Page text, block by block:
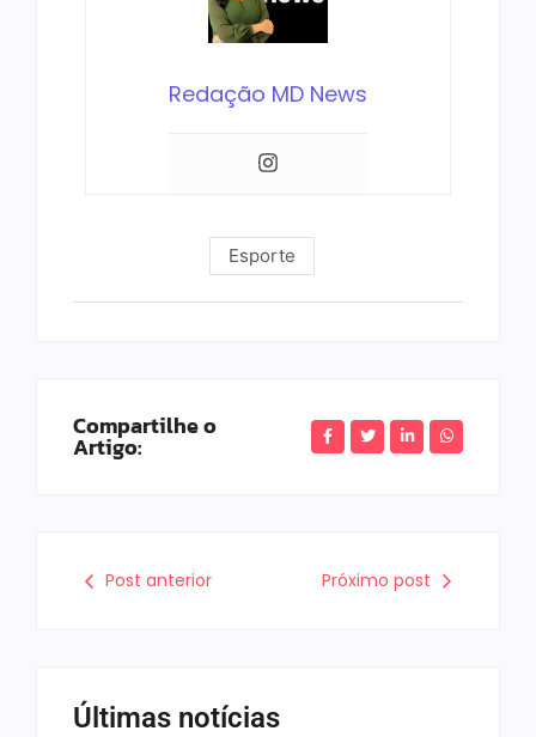
Redação MD News
Esporte
Compartilhe o
Artigo:
Post anterior Próximo post
Últimas notícias